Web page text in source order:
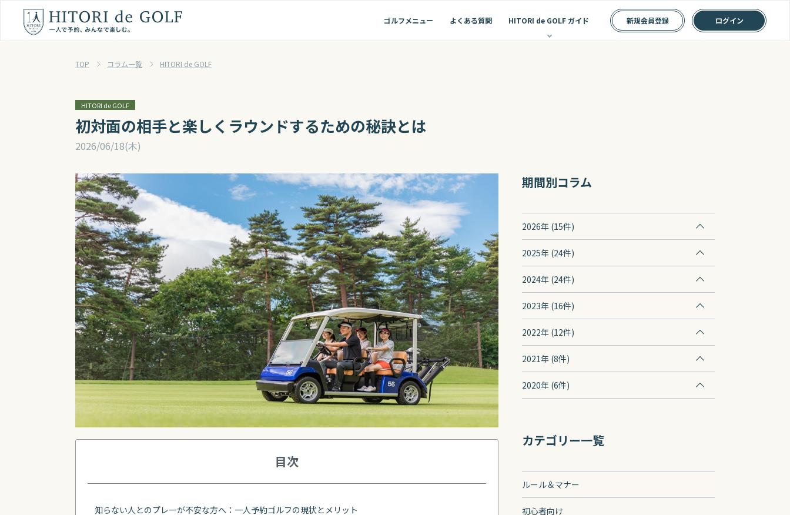
新規会員登録 ログイン
ゴルフメニュー よくある質問 HITORI de GOLF ガイド
TOP コラム一覧 HITORI de GOLF
HITORI de GOLF
初対面の相手と楽しくラウンドするための秘訣とは
2026/06/18(木)
目次
知らない人とのプレーが不安な方へ：一人予約ゴルフの現状とメリット
期間別コラム
2026年 (15件)
2025年 (24件)
2024年 (24件)
2023年 (16件)
2022年 (12件)
2021年 (8件)
2020年 (6件)
カテゴリー一覧
ルール＆マナー
初心者向け